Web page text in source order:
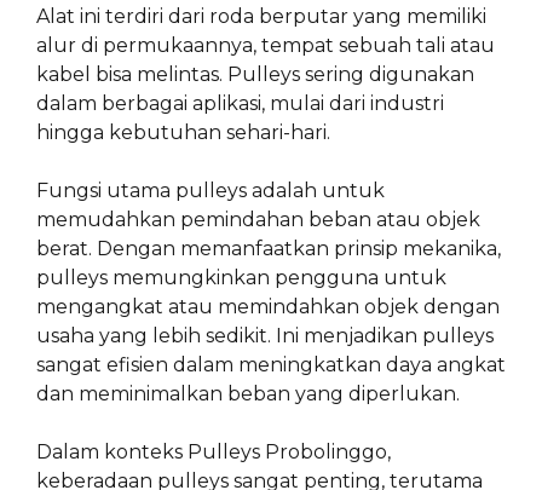
Alat ini terdiri dari roda berputar yang memiliki
alur di permukaannya, tempat sebuah tali atau
kabel bisa melintas. Pulleys sering digunakan
dalam berbagai aplikasi, mulai dari industri
hingga kebutuhan sehari-hari.
Fungsi utama pulleys adalah untuk
memudahkan pemindahan beban atau objek
berat. Dengan memanfaatkan prinsip mekanika,
pulleys memungkinkan pengguna untuk
mengangkat atau memindahkan objek dengan
usaha yang lebih sedikit. Ini menjadikan pulleys
sangat efisien dalam meningkatkan daya angkat
dan meminimalkan beban yang diperlukan.
Dalam konteks Pulleys Probolinggo,
keberadaan pulleys sangat penting, terutama